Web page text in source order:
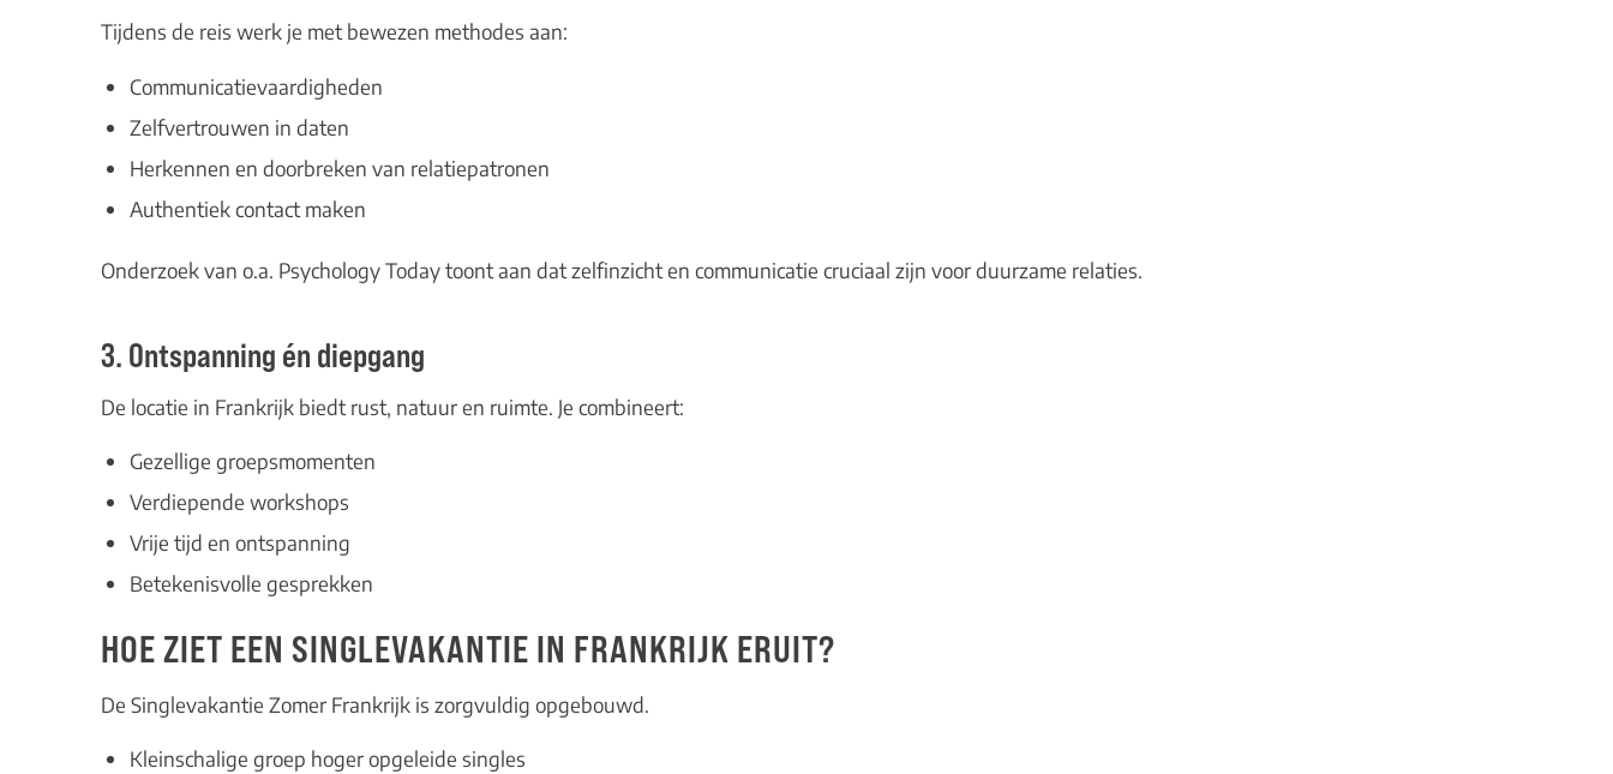
Tijdens de reis werk je met bewezen methodes aan:
Communicatievaardigheden
Zelfvertrouwen in daten
Herkennen en doorbreken van relatiepatronen
Authentiek contact maken
Onderzoek van o.a. Psychology Todaytoont aan dat zelfinzicht en communicatie cruciaal zijn voor duurzame relaties.
3. Ontspanning én diepgang
De locatie in Frankrijk biedt rust, natuur en ruimte. Je combineert:
Gezellige groepsmomenten
Verdiepende workshops
Vrije tijd en ontspanning
Betekenisvolle gesprekken
HOE ZIET EEN SINGLEVAKANTIE IN FRANKRIJK ERUIT?
De Singlevakantie Zomer Frankrijkis zorgvuldig opgebouwd.
Kleinschalige groep hoger opgeleide singles